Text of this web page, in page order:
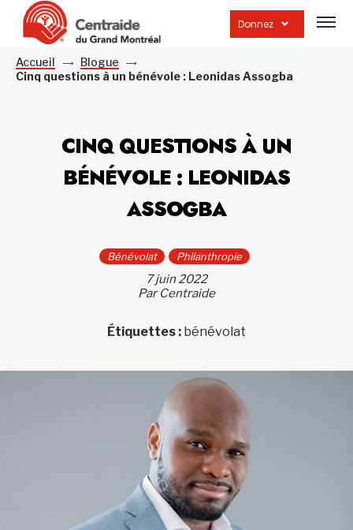
Donnez
la
Accueil
Blogue
Cinq questions à un bénévole : Leonidas Assogba
CINQ QUESTIONS À UN
BÉNÉVOLE : LEONIDAS
ASSOGBA
Bénévolat Philanthropie
7 juin 2022
Par Centraide
Étiquettes : bénévolat